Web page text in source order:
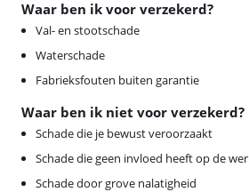
Waar ben ik voor verzekerd?
Val- en stootschade
Waterschade
Fabrieksfouten buiten garantie
Waar ben ik niet voor verzekerd?
Schade die je bewust veroorzaakt
Schade die geen invloed heeft op de
Schade door grove nalatigheid